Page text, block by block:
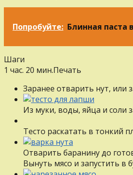
Попробуйте: Блинная паста
Шаги
1 час. 20 мин.Печать
Заранее отварить нут, или
Из муки, воды, яйца и соли
Тесто раскатать в тонкий
Отварить баранину до
Вынуть мясо и запустить в